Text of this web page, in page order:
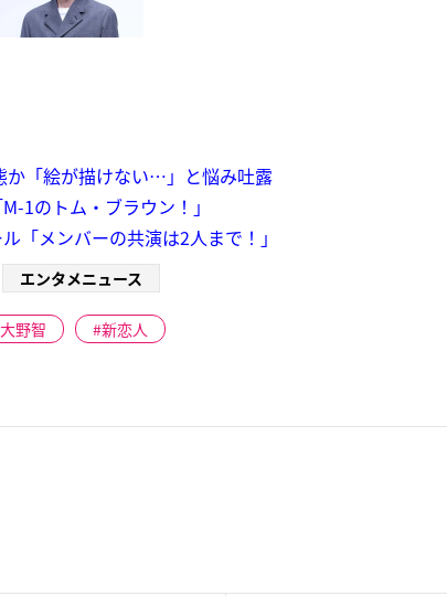
か「絵が描けない…」と悩み吐露
1のトム・ブラウン！」
メンバーの共演は2人まで！」
エンタメニュース
大野智 新恋人